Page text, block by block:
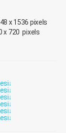
x 1536 pixels
x 720 pixels
↓
↓
↓
↓
↓
↓